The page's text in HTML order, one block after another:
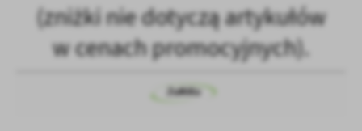
(zniżki nie dotyczą artykułów
w cenach promocyjnych).